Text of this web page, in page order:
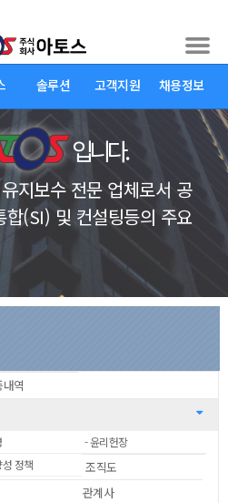
솔루션 고객지원 채용정보
입니다.
지보수 전문 업체로서 공
(SI) 및 컨설팅등의 주요
역
- 윤리헌장
정책
조직도
관계사
회사소개 > ESG경영 >